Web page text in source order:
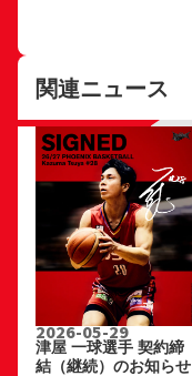
関連ニュース
2026-05-29
津屋 一球選手 契約締
結（継続）のお知らせ